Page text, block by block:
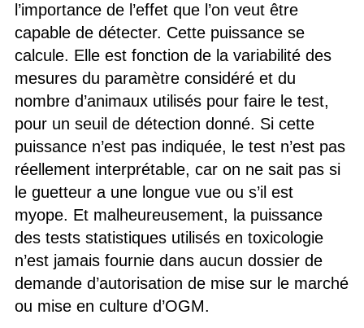
l’importance de l’effet que l’on veut être
capable de détecter. Cette puissance se
calcule. Elle est fonction de la variabilité des
mesures du paramètre considéré et du
nombre d’animaux utilisés pour faire le test,
pour un seuil de détection donné. Si cette
puissance n’est pas indiquée, le test n’est pas
réellement interprétable, car on ne sait pas si
le guetteur a une longue vue ou s’il est
myope. Et malheureusement, la puissance
des tests statistiques utilisés en toxicologie
n’est jamais fournie dans aucun dossier de
demande d’autorisation de mise sur le marché
ou mise en culture d’OGM.